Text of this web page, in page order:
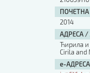
ПОЧЕТНА
2014
АДРЕСА /
Ћирила и
Cirila and
е-АДРЕСА